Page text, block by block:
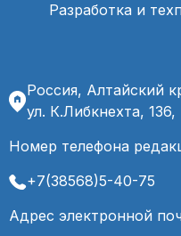
Разработка и
Россия, Алтайский
ул. К.Либкнехта, 136,
Номер телефона
+7(38568)5-40-75
Адрес электронной